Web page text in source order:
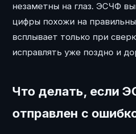
незаметны на глаз. ЭСЧФ
цифры похожи на
всплывает только при
исправлять уже поздно и
Что делать, если
отправлен с